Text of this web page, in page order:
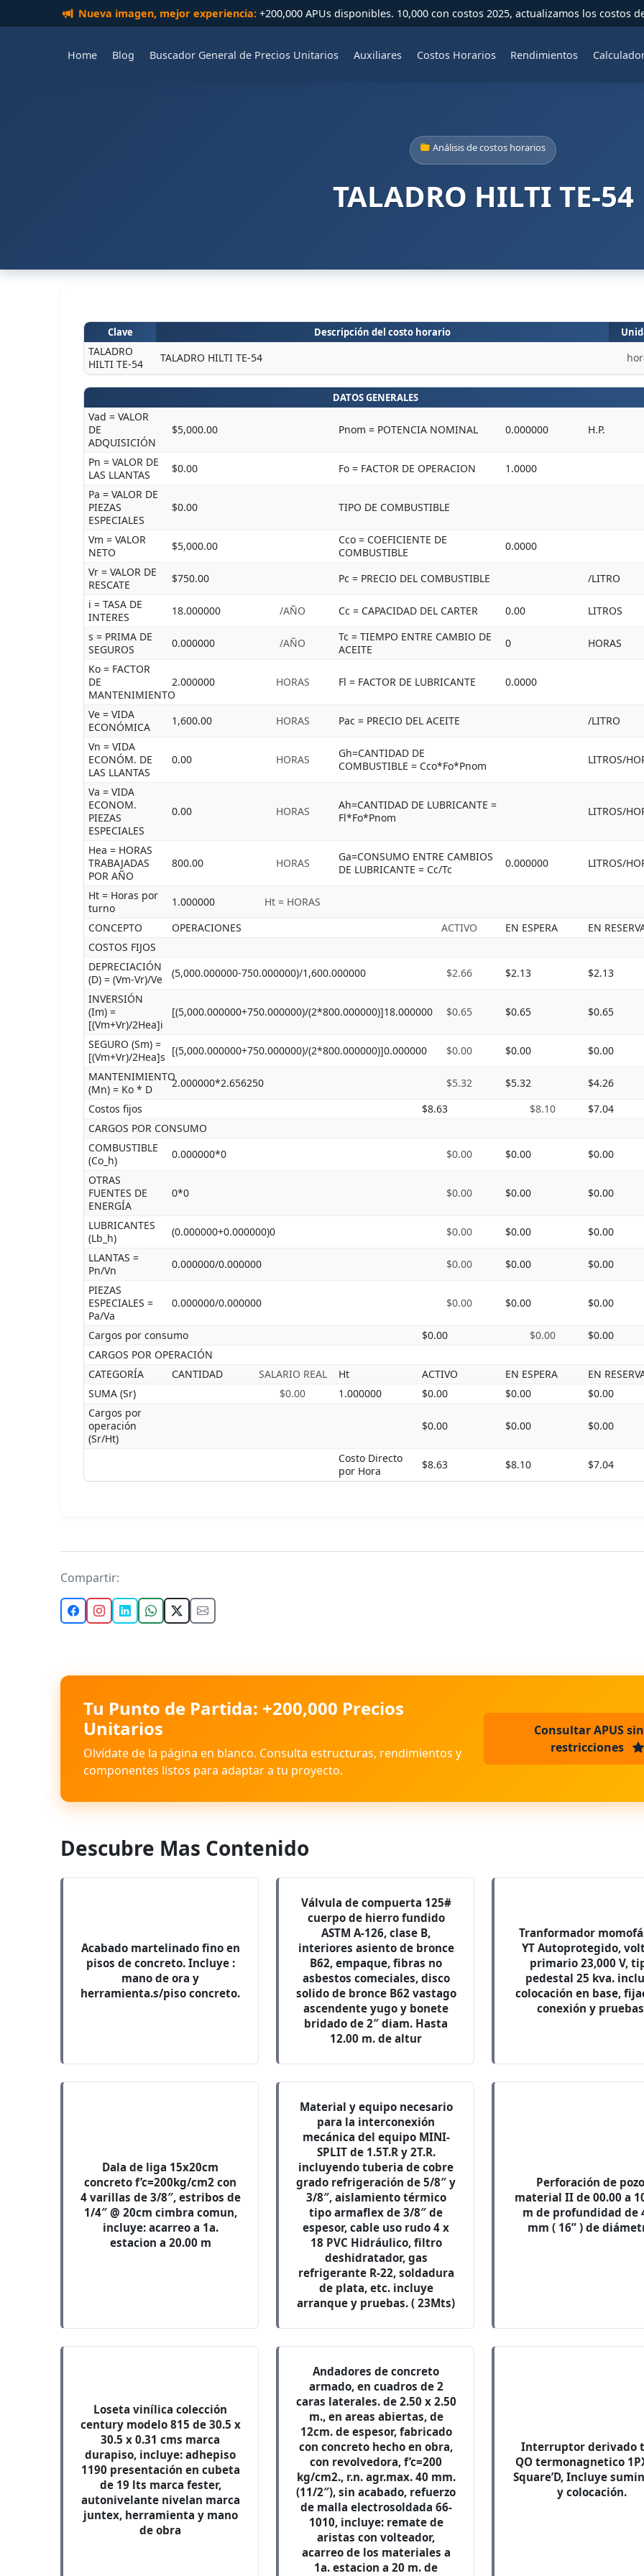
Nueva imagen, mejor experiencia:+200,000 APUs disponibles. 10,000 con costos 2025, actualizamos los costos
Home Blog Buscador General de Precios Unitarios Auxiliares Costos Horarios Rendimientos
Análisis de costos horarios
TALADRO HILTI TE-54
Clave Descripción del costo horario
TALADRO
HILTI TE-54
TALADRO HILTI TE-54
DATOS GENERALES
Vad = VALOR
DE
ADQUISICIÓN
$5,000.00 Pnom = POTENCIA NOMINAL 0.000000 H.P.
Pn = VALOR DE
LAS LLANTAS
$0.00 Fo = FACTOR DE OPERACION
1.0000
Pa = VALOR DE
PIEZAS
ESPECIALES
$0.00 TIPO DE COMBUSTIBLE
Vm = VALOR
NETO
$5,000.00
Cco = COEFICIENTE DE
COMBUSTIBLE
0.0000
Vr = VALOR DE
RESCATE
$750.00 Pc = PRECIO DEL COMBUSTIBLE
/LITRO
i = TASA DE
INTERES
18.000000 /AÑO Cc = CAPACIDAD DEL CARTER 0.00
LITROS
s = PRIMA DE
SEGUROS
0.000000 /AÑO
Tc = TIEMPO ENTRE CAMBIO DE
ACEITE
0
HORAS
Ko = FACTOR
DE
MANTENIMIENTO
2.000000 HORAS Fl = FACTOR DE LUBRICANTE 0.0000
Ve = VIDA
ECONÓMICA
1,600.00 HORAS Pac = PRECIO DEL ACEITE
/LITRO
Vn = VIDA
ECONÓM. DE
LAS LLANTAS
0.00 HORAS
Gh=CANTIDAD DE
COMBUSTIBLE = Cco*Fo*Pnom
LITROS/
Va = VIDA
ECONOM.
PIEZAS
ESPECIALES
0.00 HORAS
Ah=CANTIDAD DE LUBRICANTE =
Fl*Fo*Pnom
LITROS/
Hea = HORAS
TRABAJADAS
POR AÑO
800.00 HORAS
Ga=CONSUMO ENTRE CAMBIOS
DE LUBRICANTE = Cc/Tc
0.000000 LITROS/
Ht = Horas por
turno
1.000000
Ht = HORAS
CONCEPTO
OPERACIONES ACTIVO EN ESPERA
EN
COSTOS FIJOS
DEPRECIACIÓN
(D) = (Vm-Vr)/Ve
(5,000.000000-750.000000)/1,600.000000 $2.66 $2.13
$2.13
INVERSIÓN
(Im) =
[(Vm+Vr)/2Hea]i
[(5,000.000000+750.000000)/(2*800.000000)]18.000000 $0.65 $0.65 $0.65
SEGURO (Sm) =
[(Vm+Vr)/2Hea]s [(5,000.000000+750.000000)/(2*800.000000)]0.000000 $0.00 $0.00
$0.00
MANTENIMIENTO
(Mn) = Ko * D
2.000000*2.656250 $5.32 $5.32
$4.26
Costos fijos
$8.63 $8.10
$7.04
CARGOS POR CONSUMO
COMBUSTIBLE
(Co_h)
0.000000*0 $0.00 $0.00
$0.00
OTRAS
FUENTES DE
ENERGÍA
0*0 $0.00 $0.00 $0.00
LUBRICANTES
(Lb_h)
(0.000000+0.000000)0 $0.00 $0.00
$0.00
LLANTAS =
Pn/Vn
0.000000/0.000000 $0.00 $0.00
$0.00
PIEZAS
ESPECIALES =
Pa/Va
0.000000/0.000000 $0.00 $0.00 $0.00
Cargos por consumo $0.00 $0.00
$0.00
CARGOS POR OPERACIÓN
CATEGORÍA
CANTIDAD SALARIO REAL Ht ACTIVO EN ESPERA
EN
SUMA (Sr)
$0.00 1.000000 $0.00 $0.00
$0.00
Cargos por
operación
(Sr/Ht)
$0.00 $0.00 $0.00
Costo Directo
por Hora
$8.63 $8.10 $7.04
Compartir:
Tu Punto de Partida: +200,000 Precios
Unitarios
Olvídate de la página en blanco. Consulta estructuras, rendimientos y
componentes listos para adaptar a tu proyecto.
Consultar APUS sin
restricciones
Descubre Mas Contenido
Acabado martelinado fino en
pisos de concreto. Incluye :
mano de ora y
herramienta.s/piso concreto.
Válvula de compuerta 125#
cuerpo de hierro fundido
ASTM A-126, clase B,
interiores asiento de bronce
B62, empaque, fibras no
asbestos comeciales, disco
solido de bronce B62 vastago
ascendente yugo y bonete
bridado de 2″ diam. Hasta
12.00 m. de altur
Tranformador
YT Autoprotegido,
primario 23,000 V,
pedestal 25 kva.
colocación en base,
conexión y
Dala de liga 15x20cm
concreto f’c=200kg/cm2 con
4 varillas de 3/8″, estribos de
1/4″ @ 20cm cimbra comun,
incluye: acarreo a 1a.
estacion a 20.00 m
Material y equipo necesario
para la interconexión
mecánica del equipo MINI-
SPLIT de 1.5T.R y 2T.R.
incluyendo tuberia de cobre
grado refrigeración de 5/8″ y
3/8″, aislamiento térmico
tipo armaflex de 3/8″ de
espesor, cable uso rudo 4 x
18 PVC Hidráulico, filtro
deshidratador, gas
refrigerante R-22, soldadura
de plata, etc. incluye
arranque y pruebas. ( 23Mts)
Perforación de
material II de 00.00 a
m de profundidad de
mm ( 16” ) de
Loseta vinílica colección
century modelo 815 de 30.5 x
30.5 x 0.31 cms marca
durapiso, incluye: adhepiso
1190 presentación en cubeta
de 19 lts marca fester,
autonivelante nivelan marca
juntex, herramienta y mano
de obra
Andadores de concreto
armado, en cuadros de 2
caras laterales. de 2.50 x 2.50
m., en areas abiertas, de
12cm. de espesor, fabricado
con concreto hecho en obra,
con revolvedora, f’c=200
kg/cm2., r.n. agr.max. 40 mm.
(11/2″), sin acabado, refuerzo
de malla electrosoldada 66-
1010, incluye: remate de
aristas con volteador,
acarreo de los materiales a
1a. estacion a 20 m. de
Interruptor derivado
QO termonagnetico
Square’D, Incluye
y colocación.